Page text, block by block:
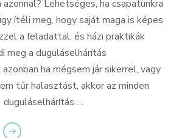
Lehetséges, ha csapatunkra
ítéli meg, hogy saját maga is képes
a feladattal, és házi praktikák
meg a duguláselhárítás
ha mégsem jár sikerrel, vagy
tűr halasztást, akkor az minden
…